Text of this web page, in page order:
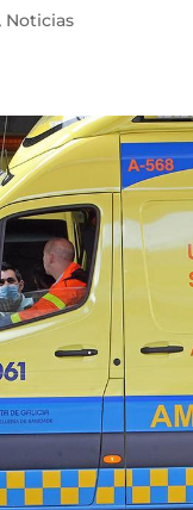
Noticias